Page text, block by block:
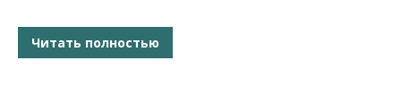
Читать полностью